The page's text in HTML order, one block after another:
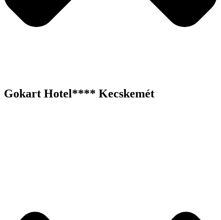
Gokart Hotel**** Kecskemét